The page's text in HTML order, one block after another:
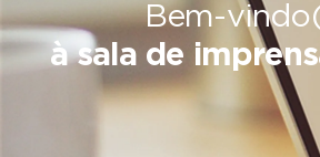
Bem-
à sala de